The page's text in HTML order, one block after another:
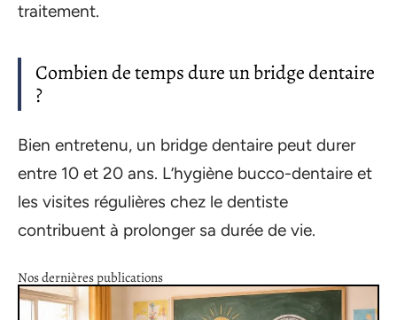
traitement.
Combien de temps dure un bridge dentaire
?
Bien entretenu, un bridge dentaire peut durer
entre 10 et 20 ans. L’hygiène bucco-dentaire et
les visites régulières chez le dentiste
contribuent à prolonger sa durée de vie.
Nos dernières publications